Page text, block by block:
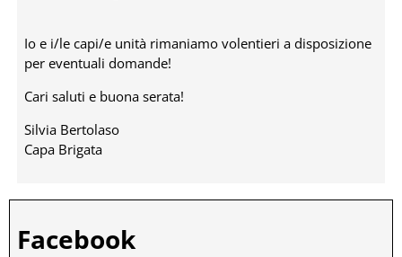
Io e i/le capi/e unità rimaniamo volentieri a disposizione
per eventuali domande!
Cari saluti e buona serata!
Silvia Bertolaso
Capa Brigata
Facebook